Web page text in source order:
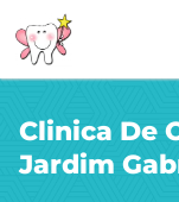
Clinica De
Jardim